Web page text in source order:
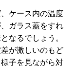
ケース内の温度
ガラス蓋をすれ
なるでしょう。
が激しいのもど
子を見ながら対